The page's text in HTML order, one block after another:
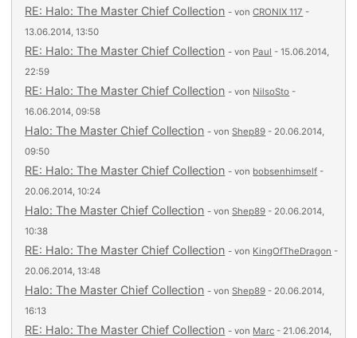
RE: Halo: The Master Chief Collection - vonCRONIX 117 -
13.06.2014, 13:50
RE: Halo: The Master Chief Collection - von Paul - 15.06.2014,
22:59
RE: Halo: The Master Chief Collection - von NilsoSto -
16.06.2014, 09:58
Halo: The Master Chief Collection - vonShep89 - 20.06.2014,
09:50
RE: Halo: The Master Chief Collection - von bobsenhimself -
20.06.2014, 10:24
Halo: The Master Chief Collection - vonShep89 - 20.06.2014,
10:38
RE: Halo: The Master Chief Collection - von KingOfTheDragon -
20.06.2014, 13:48
Halo: The Master Chief Collection - vonShep89 - 20.06.2014,
16:13
RE: Halo: The Master Chief Collection - von Marc - 21.06.2014,